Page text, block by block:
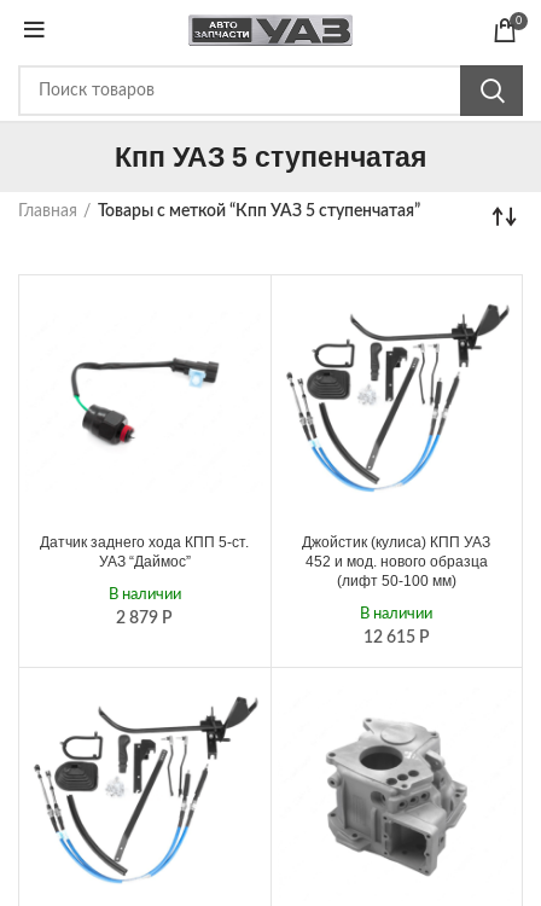
0
Кпп УАЗ 5 ступенчатая
Главная Товары с меткой “Кпп УАЗ 5 ступенчатая”
Датчик заднего хода КПП 5-ст.
УАЗ “Даймос”
2 879 Р
В наличии
Джойстик (кулиса) КПП УАЗ
452 и мод. нового образца
(лифт 50-100 мм)
12 615 Р
В наличии